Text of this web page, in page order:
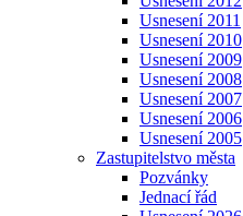
Usnesení 2011
Usnesení 2010
Usnesení 2009
Usnesení 2008
Usnesení 2007
Usnesení 2006
Usnesení 2005
Zastupitelstvo města
Pozvánky
Jednací řád